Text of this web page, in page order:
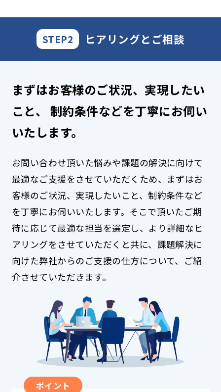
STEP2 ヒアリングとご相談
まずはお客様のご状況、実現したい
こと、
制約条件などを丁寧にお伺い
いたします。
お問い合わせ頂いた悩みや課題の解決に向けて
最適なご支援をさせていただくため、まずはお
客様のご状況、実現したいこと、制約条件など
を丁寧にお伺いいたします。そこで頂いたご期
待に応じて最適な担当を選定し、より詳細なヒ
アリングをさせていただくと共に、課題解決に
向けた弊社からのご支援の仕方について、ご紹
介させていただきます。
ポイント